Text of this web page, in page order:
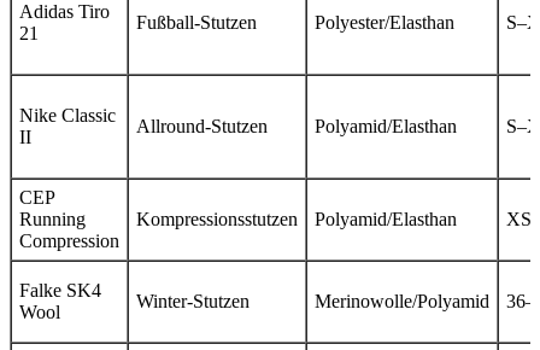
Adidas Tiro
21
Fußball-Stutzen Polyester/Elasthan
Nike Classic
II
Allround-Stutzen Polyamid/Elasthan
CEP
Running
Compression
Kompressionsstutzen Polyamid/Elasthan
Falke SK4
Wool
Winter-Stutzen Merinowolle/Polyamid